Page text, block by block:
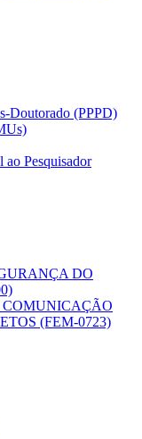
Doutorado (PPPD)
Pesquisador
DO
(FEM-0723)